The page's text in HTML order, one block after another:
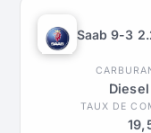
Saab 9-3
Diesel
TAUX DE